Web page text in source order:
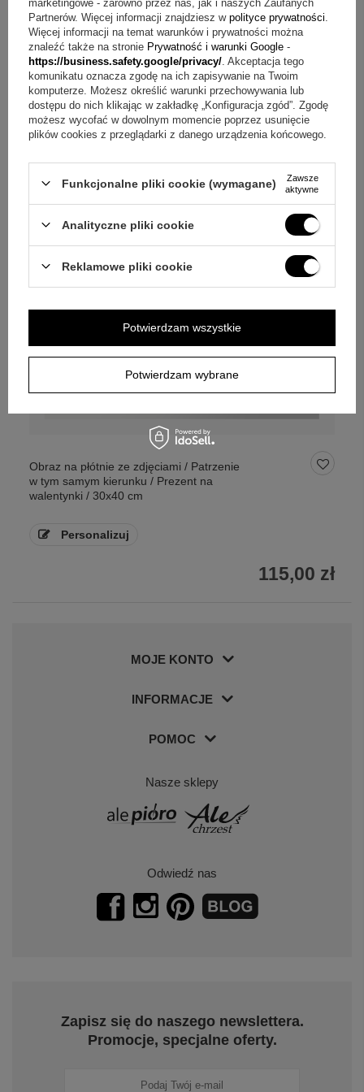
Personalizuj
115,00 zł
Obraz na płótnie ze zdjęciami / Patrzenie
w tym samym kierunku / Prezent na
walentynki / 30x40 cm
Personalizuj
115,00 zł
MOJE KONTO
INFORMACJE
POMOC
Nasze sklepy
Odwiedź nas
Zapisz się do naszego newslettera.
Promocje, specjalne oferty.
marketingowe - zarówno przez nas, jak i naszych Zaufanych
Partnerów. Więcej informacji znajdziesz w polityce prywatności
Więcej informacji na temat warunków i prywatności można
znaleźć także na stronie Prywatność i warunki Google -
https://business.safety.google/privacy/ . Akceptacja tego
komunikatu oznacza zgodę na ich zapisywanie na Twoim
komputerze. Możesz określić warunki przechowywania lub
dostępu do nich klikając w zakładkę „Konfiguracja zgód”. Zgodę
możesz wycofać w dowolnym momencie poprzez usunięcie
plików cookies z przeglądarki z danego urządzenia końcowego.
Funkcjonalne pliki cookie (wymagane)
Zawsze
aktywne
Analityczne pliki cookie
Reklamowe pliki cookie
Potwierdzam wybrane
Potwierdzam wszystkie